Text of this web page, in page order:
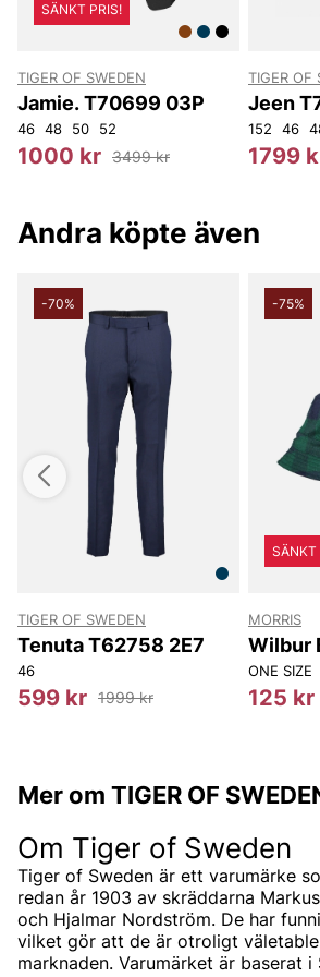
SÄNKT PRIS!
TIGER OF SWEDEN
Jamie. T70699 03P
46 48 50 52
1000 kr 3499 kr
TIGER OF
Jeen
152 46
1799
Andra köpte även
-70%
TIGER OF SWEDEN
Tenuta T62758 2E7
46
599 kr 1999 kr
-75%
SÄNKT
MORRIS
Wilbur
ONE SIZE
125 kr
Mer om TIGER OF
Om Tiger of Sweden
Tiger of Sweden är ett varumärke
redan år 1903 av skräddarna
och Hjalmar Nordström. De har
vilket gör att de är otroligt
marknaden. Varumärket är baserat